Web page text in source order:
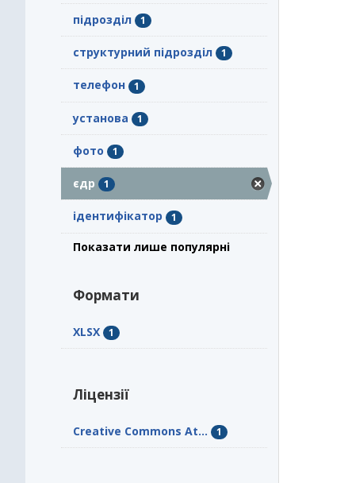
підрозділ 1
структурний підрозділ 1
телефон 1
установа 1
фото 1
єдр 1
ідентифікатор 1
Показати лише популярні
Формати
XLSX 1
Ліцензії
Creative Commons At... 1